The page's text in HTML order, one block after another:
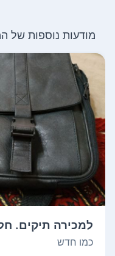
מודעות נוספות של
למכירה תיקים.
שים ב...
כמו חדש